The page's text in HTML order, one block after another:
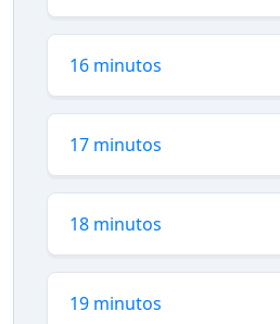
16 minutos
17 minutos
18 minutos
19 minutos